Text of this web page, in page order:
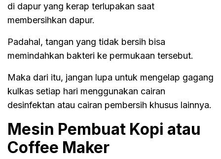
di dapur yang kerap terlupakan saat
membersihkan dapur.
Padahal, tangan yang tidak bersih bisa
memindahkan bakteri ke permukaan tersebut.
Maka dari itu, jangan lupa untuk mengelap gagang
kulkas setiap hari menggunakan cairan
desinfektan atau cairan pembersih khusus lainnya.
Mesin Pembuat Kopi atau
Coffee Maker